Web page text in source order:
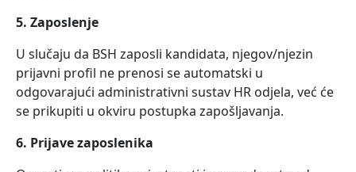
5. Zaposlenje
U slučaju da BSH zaposli kandidata, njegov/njezin
prijavni profil ne prenosi se automatski u
odgovarajući administrativni sustav HR odjela, već će
se prikupiti u okviru postupka zapošljavanja.
6. Prijave zaposlenika